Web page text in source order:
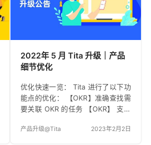
12.3，任务的开始日期是 12.5，任
务创建的时候不同步钉钉待办，等
12.5 上午8点系统自动同步到钉钉
2022年 5 月 Tita 升级｜产品
细节优化
优化快速一览： Tita 进行了以下功
能点的优化： 【OKR】准确查找需
要关联 OKR 的任务 【OKR】 支持
支持关联所有可见范围的 OKR 【计
产品升级@Tita 2023年2月2日